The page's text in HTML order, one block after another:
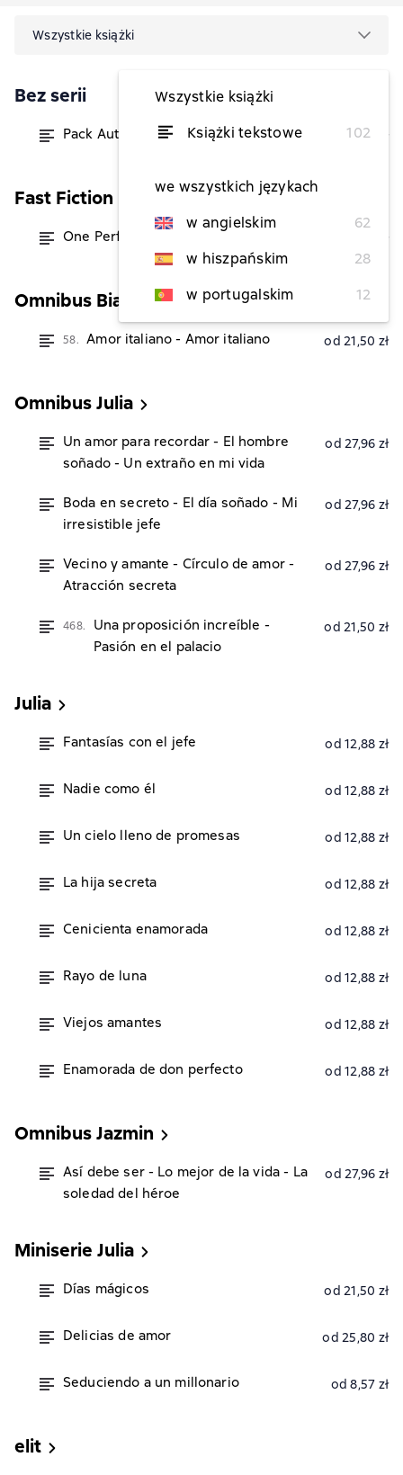
Wszystkie książki
Wszystkie książki
Książki tekstowe
102
we wszystkich językach
w angielskim
62
w hiszpańskim
28
w portugalskim
12
Bez serii
Pack Autoras Top od 34,42 zł
Fast Fiction
One Perfect Night
Omnibus Bianca
58. Amor italiano - Amor italiano od 21,50 zł
Omnibus Julia
Un amor para recordar - El hombre
soñado - Un extraño en mi vida
od 27,96 zł
Boda en secreto - El día soñado - Mi
irresistible jefe
od 27,96 zł
Vecino y amante - Círculo de amor -
Atracción secreta
od 27,96 zł
468.
Una proposición increíble -
Pasión en el palacio
od 21,50 zł
Julia
Fantasías con el jefe od 12,88 zł
Nadie como él od 12,88 zł
Un cielo lleno de promesas od 12,88 zł
La hija secreta od 12,88 zł
Cenicienta enamorada od 12,88 zł
Rayo de luna od 12,88 zł
Viejos amantes od 12,88 zł
Enamorada de don perfecto od 12,88 zł
Omnibus Jazmin
Así debe ser - Lo mejor de la vida - La
soledad del héroe
od 27,96 zł
Miniserie Julia
Días mágicos od 21,50 zł
Delicias de amor od 25,80 zł
Seduciendo a un millonario od 8,57 zł
elit